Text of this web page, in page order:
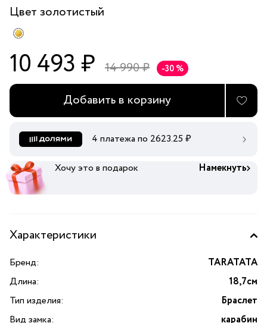
Цвет золотистый
10 493 ₽ 14 990 ₽ -30 %
Добавить в корзину
4 платежа по 2623.25 ₽
Хочу это в подарок Намекнуть
Характеристики
Бренд:
TARATATA
Длина:
18,7см
Тип изделия:
Браслет
Вид замка:
карабин